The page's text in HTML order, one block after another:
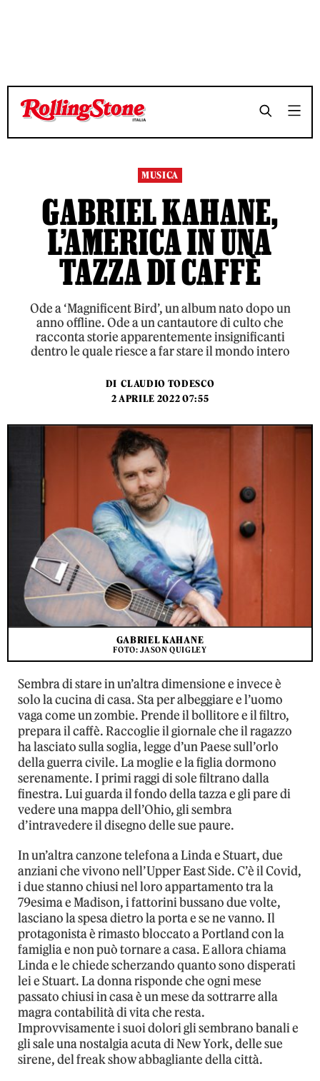
TEMPO DI LETTURA 7 MINUTI SHARE
TEMPO DI LETTURA 7 MINUTI SHARE
MUSICA
GABRIEL KAHANE,
L’AMERICA IN UNA
TAZZA DI CAFFÈ
Ode a ‘Magnificent Bird’, un album nato dopo un
anno offline. Ode a un cantautore di culto che
racconta storie apparentemente insignificanti
dentro le quale riesce a far stare il mondo intero
DI CLAUDIO TODESCO
2 APRILE 2022 07:55
GABRIEL KAHANE
FOTO: JASON QUIGLEY
Sembra di stare in un’altra dimensione e invece è
solo la cucina di casa. Sta per albeggiare e l’uomo
vaga come un zombie. Prende il bollitore e il filtro,
prepara il caffè. Raccoglie il giornale che il ragazzo
ha lasciato sulla soglia, legge d’un Paese sull’orlo
della guerra civile. La moglie e la figlia dormono
serenamente. I primi raggi di sole filtrano dalla
finestra. Lui guarda il fondo della tazza e gli pare di
vedere una mappa dell’Ohio, gli sembra
d’intravedere il disegno delle sue paure.
In un’altra canzone telefona a Linda e Stuart, due
anziani che vivono nell’Upper East Side. C’è il Covid,
i due stanno chiusi nel loro appartamento tra la
79esima e Madison, i fattorini bussano due volte,
lasciano la spesa dietro la porta e se ne vanno. Il
protagonista è rimasto bloccato a Portland con la
famiglia e non può tornare a casa. E allora chiama
Linda e le chiede scherzando quanto sono disperati
lei e Stuart. La donna risponde che ogni mese
passato chiusi in casa è un mese da sottrarre alla
magra contabilità di vita che resta.
Improvvisamente i suoi dolori gli sembrano banali e
gli sale una nostalgia acuta di New York, delle sue
sirene, del freak show abbagliante della città.